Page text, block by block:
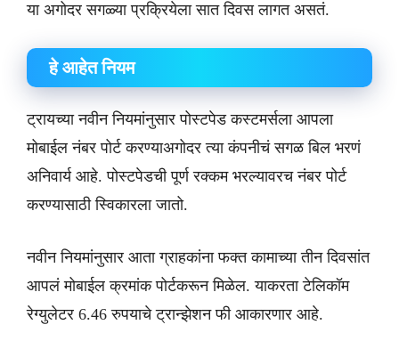
या अगोदर सगळ्या प्रक्रियेला सात दिवस लागत असतं.
हे आहेत नियम
ट्रायच्या नवीन नियमांनुसार पोस्टपेड कस्टमर्सला आपला
मोबाईल नंबर पोर्ट करण्याअगोदर त्या कंपनीचं सगळ बिल भरणं
अनिवार्य आहे. पोस्टपेडची पूर्ण रक्कम भरल्यावरच नंबर पोर्ट
करण्यासाठी स्विकारला जातो.
नवीन नियमांनुसार आता ग्राहकांना फक्त कामाच्या तीन दिवसांत
आपलं मोबाईल क्रमांक पोर्टकरून मिळेल. याकरता टेलिकॉम
रेग्युलेटर 6.46 रुपयाचे ट्रान्झेशन फी आकारणार आहे.